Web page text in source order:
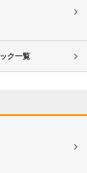
ク一覧